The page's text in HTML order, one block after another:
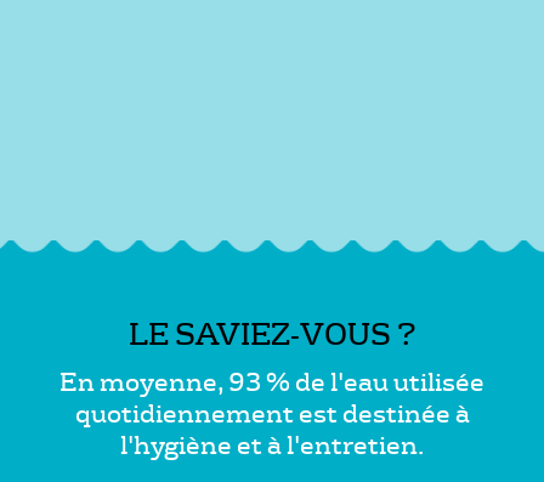
LE SAVIEZ-VOUS ?
En moyenne, 93 % de l'eau utilisée
quotidiennement est destinée à
l'hygiène et à l'entretien.